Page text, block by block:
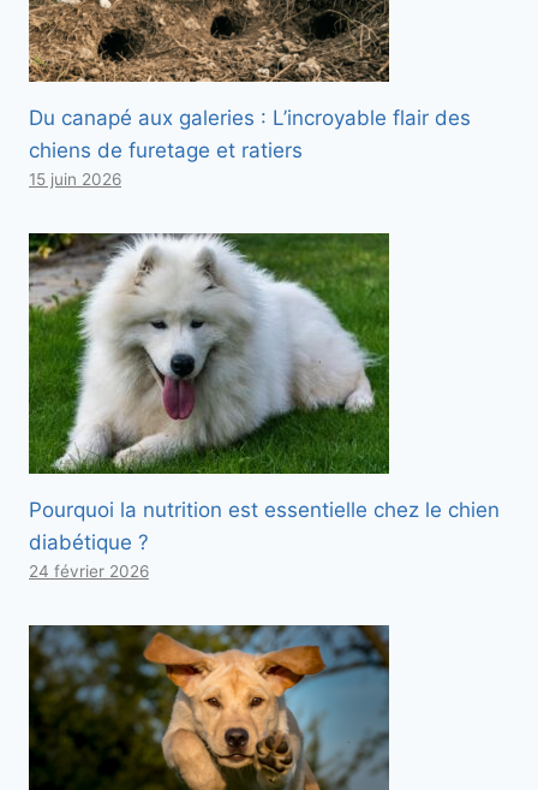
Du canapé aux galeries : L’incroyable flair des
chiens de furetage et ratiers
15 juin 2026
Pourquoi la nutrition est essentielle chez le chien
diabétique ?
24 février 2026